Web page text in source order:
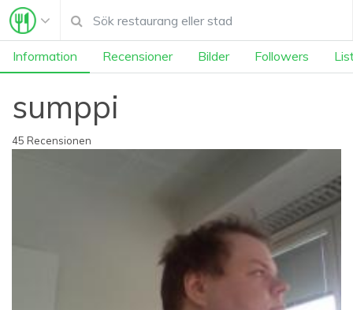
Information Recensioner Bilder Followers
sumppi
45 Recensionen